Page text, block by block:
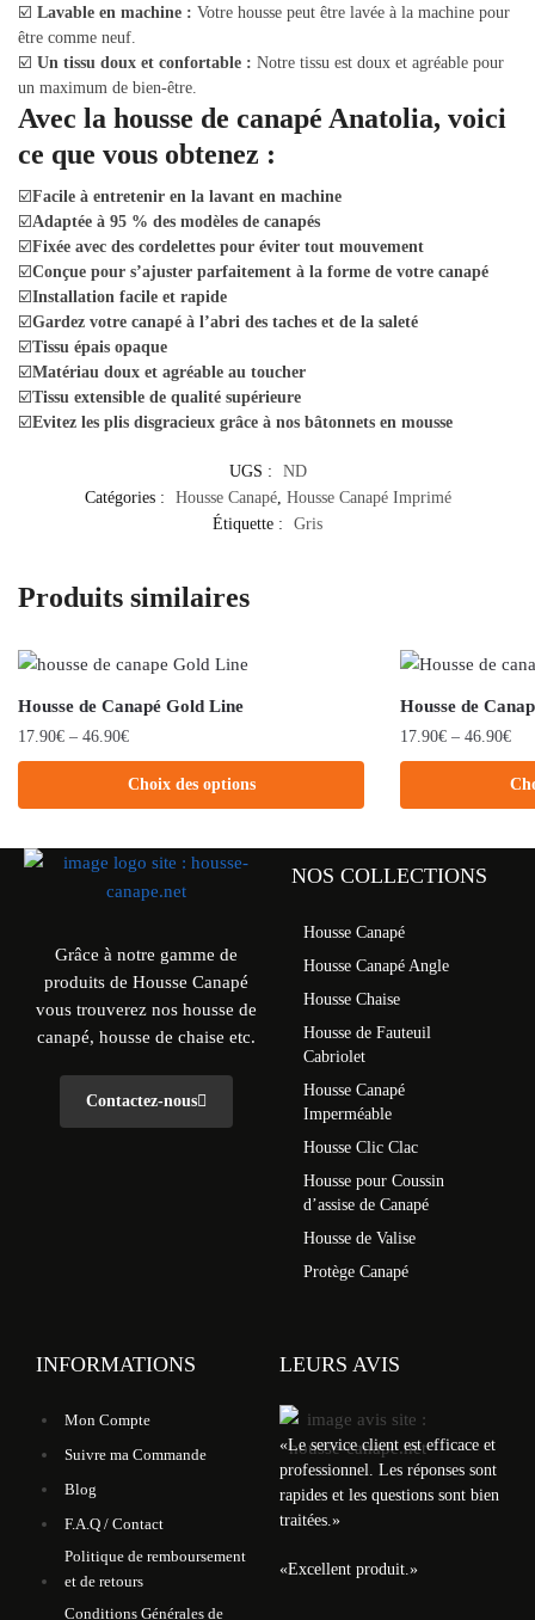
☑️ Lavable en machine : Votre housse peut être lavée à la machine pour
être comme neuf.
☑️ Un tissu doux et confortable : Notre tissu est doux et agréable pour
un maximum de bien-être.
Avec la housse de canapé Anatolia, voici
ce que vous obtenez :
☑️Facile à entretenir en la lavant en machine
☑️Adaptée à 95 % des modèles de canapés
☑️Fixée avec des cordelettes pour éviter tout mouvement
☑️Conçue pour s’ajuster parfaitement à la forme de votre canapé
☑️Installation facile et rapide
☑️Gardez votre canapé à l’abri des taches et de la saleté
☑️Tissu épais opaque
☑️Matériau doux et agréable au toucher
☑️Tissu extensible de qualité supérieure
☑️Evitez les plis disgracieux grâce à nos bâtonnets en mousse
UGS :
ND
Catégories :
Housse Canapé, Housse Canapé Imprimé
Étiquette :
Gris
Produits similaires
Housse de Canapé Gold Line
17.90€ – 46.90€
Choix des options
Housse de
17.90€ – 46.90€
Grâce à notre gamme de
produits de Housse Canapé
vous trouverez nos housse de
canapé, housse de chaise etc.
Contactez-nous
NOS COLLECTIONS
Housse Canapé
Housse Canapé Angle
Housse Chaise
Housse de Fauteuil
Cabriolet
Housse Canapé
Imperméable
Housse Clic Clac
Housse pour Coussin
d’assise de Canapé
Housse de Valise
Protège Canapé
INFORMATIONS
Mon Compte
Suivre ma Commande
Blog
F.A.Q / Contact
Politique de remboursement
et de retours
Conditions Générales de
LEURS AVIS
«Le service client est efficace et
professionnel. Les réponses sont
rapides et les questions sont bien
traitées.»
«Excellent produit.»